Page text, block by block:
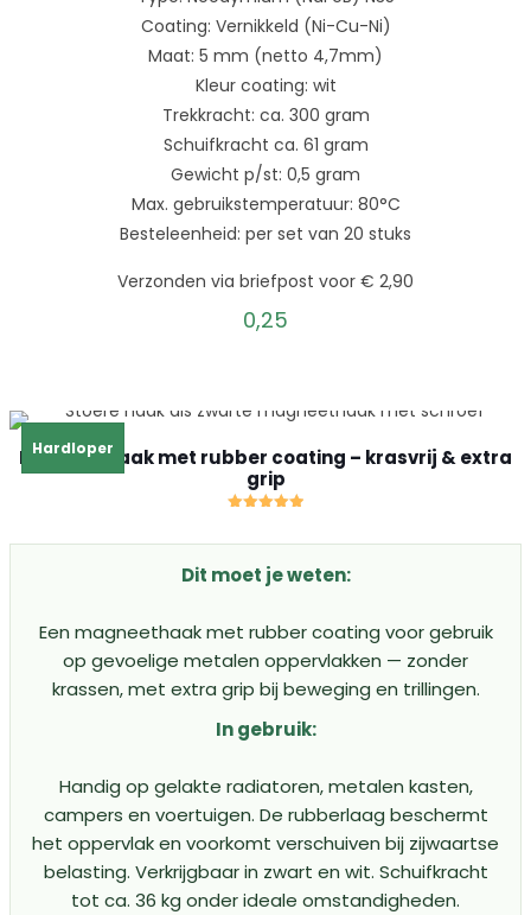
Coating: Vernikkeld (Ni-Cu-Ni)
Maat: 5 mm (netto 4,7mm)
Kleur coating: wit
Trekkracht: ca. 300 gram
Schuifkracht ca. 61 gram
Gewicht p/st: 0,5 gram
Max. gebruikstemperatuur: 80°C
Besteleenheid: per set van 20 stuks
Verzonden via briefpost voor € 2,90
0,25
Hardloper
Magneethaak met rubber coating – krasvrij & extra
grip
Dit moet je weten:
Een magneethaak met rubber coating voor gebruik
op gevoelige metalen oppervlakken — zonder
krassen, met extra grip bij beweging en trillingen.
In gebruik:
Handig op gelakte radiatoren, metalen kasten,
campers en voertuigen. De rubberlaag beschermt
het oppervlak en voorkomt verschuiven bij zijwaartse
belasting. Verkrijgbaar in zwart en wit. Schuifkracht
tot ca. 36 kg onder ideale omstandigheden.